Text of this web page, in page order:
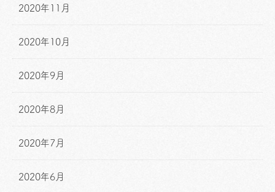
2020年11月
2020年10月
2020年9月
2020年8月
2020年7月
2020年6月